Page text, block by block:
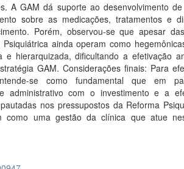
A GAM dá suporte ao desenvolvimento
sobre as medicações, tratamentos e
Porém, observou-se que apesar
ainda operam como
e hierarquizada, dificultando a efetivação
GAM. Considerações finais: Para
se como fundamental que em
administrativo com o investimento e a
nos pressupostos da Reforma
como uma gestão da clínica que atue